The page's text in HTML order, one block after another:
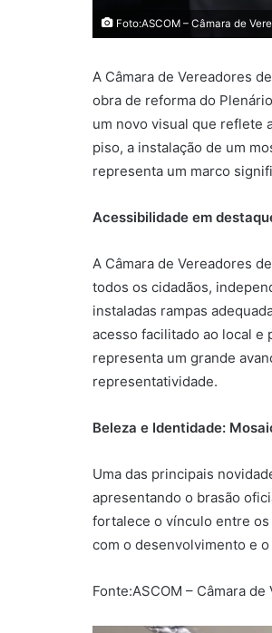
Foto:ASCOM – Câmara de
A Câmara de Vereadores
obra de reforma do
um novo visual que reflete
piso, a instalação de um
representa um marco
Acessibilidade em
A Câmara de Vereadores
todos os cidadãos,
instaladas rampas
acesso facilitado ao local e
representa um grande
representatividade.
Beleza e Identidade:
Uma das principais
apresentando o brasão
fortalece o vínculo entre
com o desenvolvimento e
Fonte:ASCOM – Câmara de